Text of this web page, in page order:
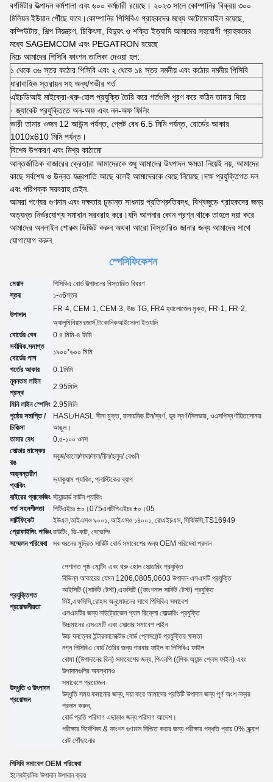
বর্গমিটার উত্পাদন কর্মশালা এবং ৬০০ কর্মচারী রয়েছে। ২০২৩ সালে কোম্পানির বিক্রয় ৩০০
মিলিয়ন ইউয়ান পৌঁছে যাবে।কোম্পানির পিসিবিএ গ্রাহকদের মধ্যে অটোমোবাইল রয়েছে,
কম্পিউটার, শিল্প নিয়ন্ত্রণ, চিকিৎসা, বিদ্যুৎ ও শক্তি ইত্যাদি আমাদের সহযোগী গ্রাহকদের
মধ্যে SAGEMCOM এবং PEGATRON রয়েছে
নিচে আমাদের পিসিবি ফাংশন তালিকা দেওয়া হল:
১ থেকে ৩৬ স্তর কঠোর পিসিবি এবং ২ থেকে ১৪ স্তর নমনীয় এবং কঠোর নমনীয় পিসিবি
ধারাবাহিক স্তরায়ন সহ অন্ধ/গভীর গর্ত
এইচডিআই মাইক্রো-থ্রু-হোল প্রযুক্তি তৈরি করে গর্তগুলি পূরণ করে কঠিন তামার দিয়ে
· জ্যাকেট প্রযুক্তিতে অন-অফ এবং নন-অফ ফিলিং
ভারী তামার ওজন 12 আউন্স পর্যন্ত, প্লেট বেধ 6.5 মিমি পর্যন্ত, বোর্ডের আকার
1010x610 মিমি পর্যন্ত।
বিশেষ উপকরণ এবং মিশ্র কাঠামো
আন্তর্জাতিক বাজারের ক্রেতারা আমাদেরকে শুধু আমাদের উৎপাদন ক্ষমতা নিয়েই নয়, আমাদের
কাছে সর্বশেষ ও উন্নত যন্ত্রপাতি আছে বলেই আমাদেরকে বেছে নিয়েছে।দক্ষ প্রযুক্তিগত দল
এবং পরিপক্ক সরবরাহ চেইন.
আমরা পণ্যের গুণমান এবং দক্ষতার চূড়ান্ত সাধনায় প্রতিশ্রুতিবদ্ধ, বিশ্বজুড়ে গ্রাহকদের জন্য
অত্যন্ত নির্ভরযোগ্য সমাধান সরবরাহ করে।যদি আপনার কোন প্রশ্ন থাকে তাহলে দয়া করে
আমাদের অনলাইন শোরুম ভিজিট করুন অথবা আরো বিস্তারিত জানার জন্য আমাদের সাথে
যোগাযোগ করুন.
স্পেসিফিকেশন
মেয়াদ
পিসিবিএ বোর্ড উত্পাদনের বিস্তারিত বিবরণ
স্তর
১-৩6স্তর
উপাদান
FR-4, CEM-1, CEM-3, উচ্চ TG, FR4 হ্যালোজেন মুক্ত, FR-1, FR-2,
অ্যালুমিনিয়ামরজার্স,টাকোনিকআইসোলা ইত্যাদি
বোর্ডের বেধ
0.৪ মিমি-৪ মিমি
সর্বাধিক.সমাপ্ত
বোর্ডের পাশ
১৯০০*৬০০ মিমি
গর্তের আকার 0. 1 মিমি
ন্যূনতম লাইন
প্রস্থ
2.95মিলি
মিনি লাইন স্পেসিং 2.95মিলি
পৃষ্ঠের সমাপ্তি /
চিকিত্সা
HASL/HASL সীসা মুক্ত, রাসায়নিক টিন/স্বর্ণ, ডুব স্বর্ণ/সিলভার, ওএসপিস্বর্ণায়িতসোনার
আঙুল।
তামার বেধ
0.৫-১০০ ওনস
সোল্ডার মাস্কের
রঙ
সবুজ/কালো/সাদা/লাল/নীল/হলুদ/ বেগুনি
অভ্যন্তরীণ
প্যাকিং
ভ্যাকুয়াম প্যাকিং, প্লাস্টিকের ব্যাগ
বাইরের প্যাকেজিং স্ট্যান্ডার্ড কার্টন প্যাকিং
গর্ত সহনশীলতা
পিটিএইচঃ ±০।075এনটিপিএইচঃ ±০।05
সার্টিফিকেট
ইউএল, আইএসও ৯০০১, আইএসও ১৪০০১, রোএইচএস, সিকিউসি ,TS16949
প্রোফাইলিং পাঞ্চিংরাউটিং, ভি-কাট, বেভেলিং
সম্মেলন পরিষেবা
সব ধরনের মুদ্রিত সার্কিট বোর্ড সমাবেশের জন্য OEM পরিষেবা প্রদান
প্রযুক্তিগত
প্রয়োজনীয়তা
পেশাগত পৃষ্ঠ-মোন্টিং এবং থ্রু-হোল সোল্ডারিং প্রযুক্তি
বিভিন্ন আকারের যেমন 1206,0805,0603 উপাদান এসএমটি প্রযুক্তি
আইসিটি ((সার্কিট টেস্ট),এফসিটি ((ফাংশনাল সার্কিট টেস্ট) প্রযুক্তি
সিই,এফসিসি,রোহস অনুমোদনের সাথে পিসিবিএ সমাবেশ
এসএমটির জন্য নাইট্রোজেন গ্যাস রিফ্লো সোল্ডারিং প্রযুক্তি
উচ্চমানের এসএমটি এবং সোল্ডার সমাবেশ লাইন
উচ্চ ঘনত্বের ইন্টারকানেক্টেড বোর্ড প্লেসমেন্ট প্রযুক্তির ক্ষমতা
উদ্ধৃতি ও উৎপাদন
প্রয়োজন
নগ্ন পিসিবিএ বোর্ড তৈরির জন্য গারবার ফাইল বা পিসিবিএ ফাইল
বোমা ((উপাদানের বিল) সমাবেশের জন্য, পিএনপি ((পিক অ্যান্ড প্লেস ফাইল) এবং
উপাদানগুলির অবস্থানও
সমাবেশে প্রয়োজন
উদ্ধৃতি সময় কমানোর জন্য, দয়া করে আমাদের প্রতিটি উপাদান জন্য পূর্ণ অংশ নম্বর
প্রদান করুন,
বোর্ড প্রতি পরিমাণ এছাড়াও জন্য পরিমাণ আদেশ।
পরীক্ষার নির্দেশিকা & ফাংশন গুণমান নিশ্চিত করার জন্য পরীক্ষার পদ্ধতি প্রায় 0% স্ক্র্যাপ
রেট পৌঁছানোর
পিসিবি সমাবেশ OEM পরিষেবা
ইলেকট্রনিক উপাদান উপাদান ক্রয়